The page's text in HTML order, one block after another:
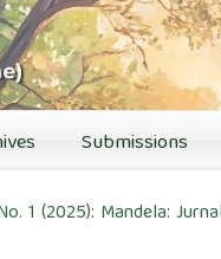
Submissions
1 (2025): Mandela: